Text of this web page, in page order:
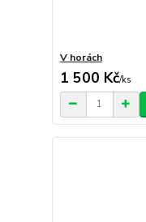
V horách
1 500 Kč/ks